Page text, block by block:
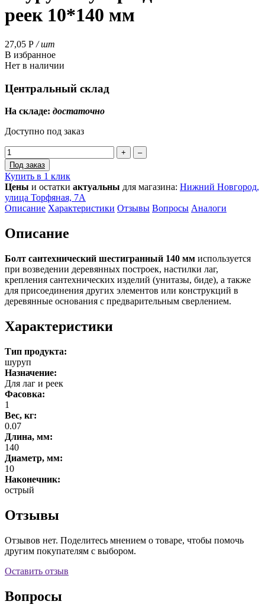
реек 10*140 мм
27,05 Р / шт
В избранное
Нет в наличии
Центральный склад
На складе: достаточно
Доступно под заказ
+
–
Под заказ
Купить в 1 клик
Цены и остатки актуальны для магазина: Нижний Новгород,
улица Торфяная, 7А
Описание Характеристики Отзывы Вопросы Аналоги
Описание
Болт сантехнический шестигранный 140 мм используется
при возведении деревянных построек, настилки лаг,
крепления сантехнических изделий (унитазы, биде), а также
для присоединения других элементов или конструкций в
деревянные основания с предварительным сверлением.
Характеристики
Тип продукта:
шуруп
Назначение:
Для лаг и реек
Фасовка:
1
Вес, кг:
0.07
Длина, мм:
140
Диаметр, мм:
10
Наконечник:
острый
Отзывы
Отзывов нет. Поделитесь мнением о товаре, чтобы помочь
другим покупателям с выбором.
Оставить отзыв
Вопросы